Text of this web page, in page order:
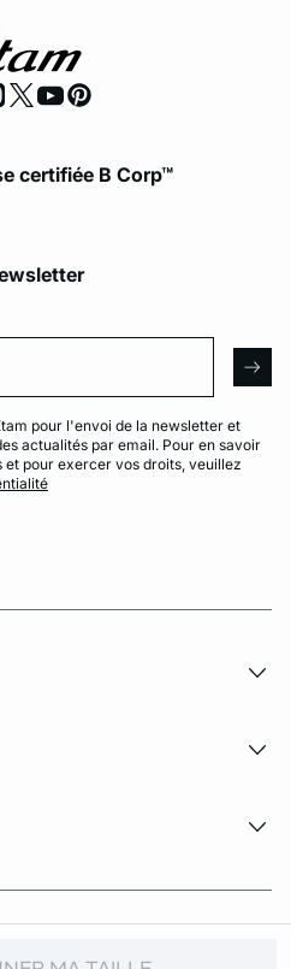
certifiée B Corp™
pour l'envoi de la newsletter et
actualités par email. Pour en savoir
et pour exercer vos droits, veuillez